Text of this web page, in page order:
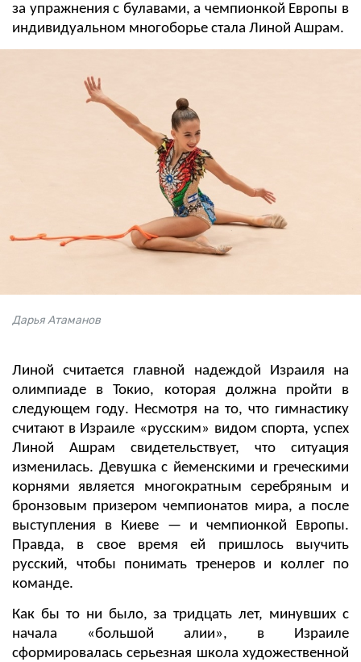
за упражнения с булавами, а чемпионкой Европы в
индивидуальном многоборье стала Линой Ашрам.
Дарья Атаманов
Линой считается главной надеждой Израиля на
олимпиаде в Токио, которая должна пройти в
следующем году. Несмотря на то, что гимнастику
считают в Израиле «русским» видом спорта, успех
Линой Ашрам свидетельствует, что ситуация
изменилась. Девушка с йеменскими и греческими
корнями является многократным серебряным и
бронзовым призером чемпионатов мира, а после
выступления в Киеве — и чемпионкой Европы.
Правда, в свое время ей пришлось выучить
русский, чтобы понимать тренеров и коллег по
команде.
Как бы то ни было, за тридцать лет, минувших с
начала «большой алии», в Израиле
сформировалась серьезная школа художественной